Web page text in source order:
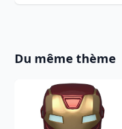
Du même thème